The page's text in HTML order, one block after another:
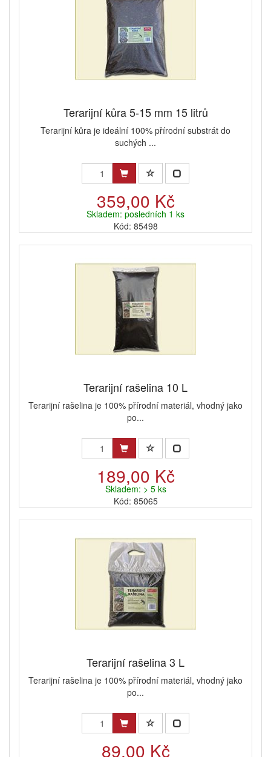
Terarijní kůra 5-15 mm 15 litrů
Terarijní kůra je ideální 100% přírodní substrát do
suchých ...
359,00 Kč
Skladem: posledních 1 ks
Kód: 85498
Terarijní rašelina 10 L
Terarijní rašelina je 100% přírodní materiál, vhodný jako
po...
189,00 Kč
Skladem: > 5 ks
Kód: 85065
Terarijní rašelina 3 L
Terarijní rašelina je 100% přírodní materiál, vhodný jako
po...
89,00 Kč